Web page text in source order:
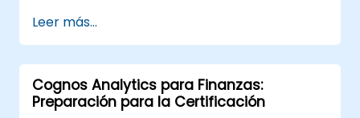
Leer más...
Cognos Analytics para Finanzas:
Preparación para la Certificación